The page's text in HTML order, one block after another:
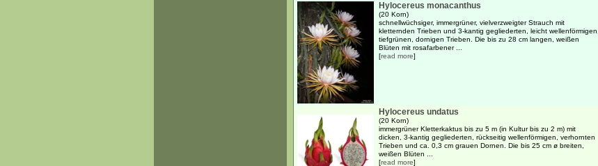
Hylocereus monacanthus
(20 Korn)
schnellwüchsiger, immergrüner, vielverzweigter Strauch mit
kletternden Trieben und 3-kantig gegliederten, leicht wellenförmigen,
tiefgrünen, dornigen Trieben. Die bis zu 28 cm langen, weißen
Blüten mit rosafarbener ...
[read more]
Hylocereus undatus
(20 Korn)
immergrüner Kletterkaktus bis zu 5 m (in Kultur bis zu 2 m) mit
dicken, 3-kantig gegliederten, rückseitig wellenförmigen, verhornten
Trieben und ca. 0,3 cm grauen Dornen. Die bis 25 cm ø breiten,
weißen Blüten ...
[read more]